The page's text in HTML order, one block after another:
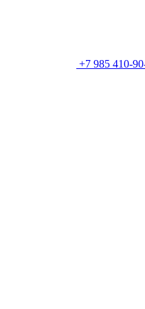
+7 985 410-